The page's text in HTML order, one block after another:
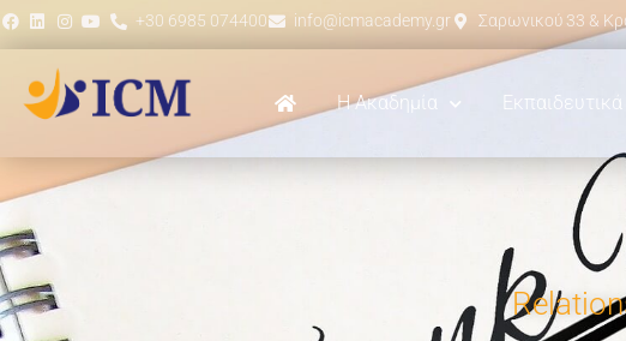
+30 6985 074400 info@icmacademy.gr Σαρωνικού 33 &
Η Ακαδημία